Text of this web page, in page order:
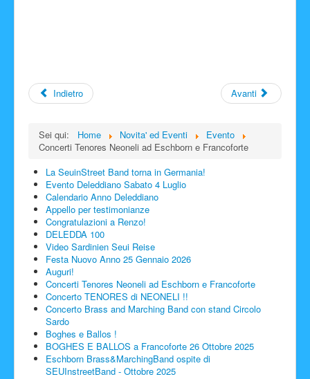
Indietro Avanti
Sei qui: Home Novita' ed Eventi
Evento
Concerti Tenores Neoneli ad Eschborn e Francoforte
La SeuinStreet Band torna in Germania!
Evento Deleddiano Sabato 4 Luglio
Calendario Anno Deleddiano
Appello per testimonianze
Congratulazioni a Renzo!
DELEDDA 100
Video Sardinien Seui Reise
Festa Nuovo Anno 25 Gennaio 2026
Auguri!
Concerti Tenores Neoneli ad Eschborn e Francoforte
Concerto TENORES di NEONELI !!
Concerto Brass and Marching Band con stand Circolo
Sardo
Boghes e Ballos !
BOGHES E BALLOS a Francoforte 26 Ottobre 2025
Eschborn Brass&MarchingBand ospite di
SEUInstreetBand - Ottobre 2025